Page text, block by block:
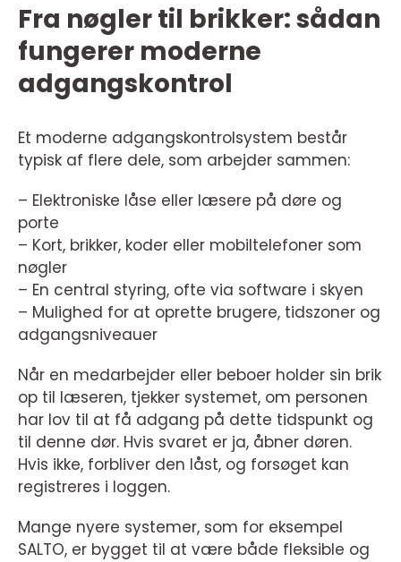
Fra nøgler til brikker: sådan
fungerer moderne
adgangskontrol
Et moderne adgangskontrolsystem består
typisk af flere dele, som arbejder sammen:
– Elektroniske låse eller læsere på døre og
porte
– Kort, brikker, koder eller mobiltelefoner som
nøgler
– En central styring, ofte via software i skyen
– Mulighed for at oprette brugere, tidszoner og
adgangsniveauer
Når en medarbejder eller beboer holder sin brik
op til læseren, tjekker systemet, om personen
har lov til at få adgang på dette tidspunkt og
til denne dør. Hvis svaret er ja, åbner døren.
Hvis ikke, forbliver den låst, og forsøget kan
registreres i loggen.
Mange nyere systemer, som for eksempel
SALTO, er bygget til at være både fleksible og